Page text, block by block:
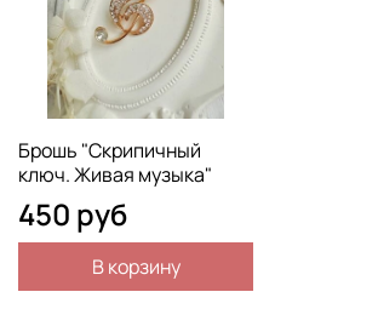
Брошь "Скрипичный
ключ. Живая музыка"
450 руб
В корзину